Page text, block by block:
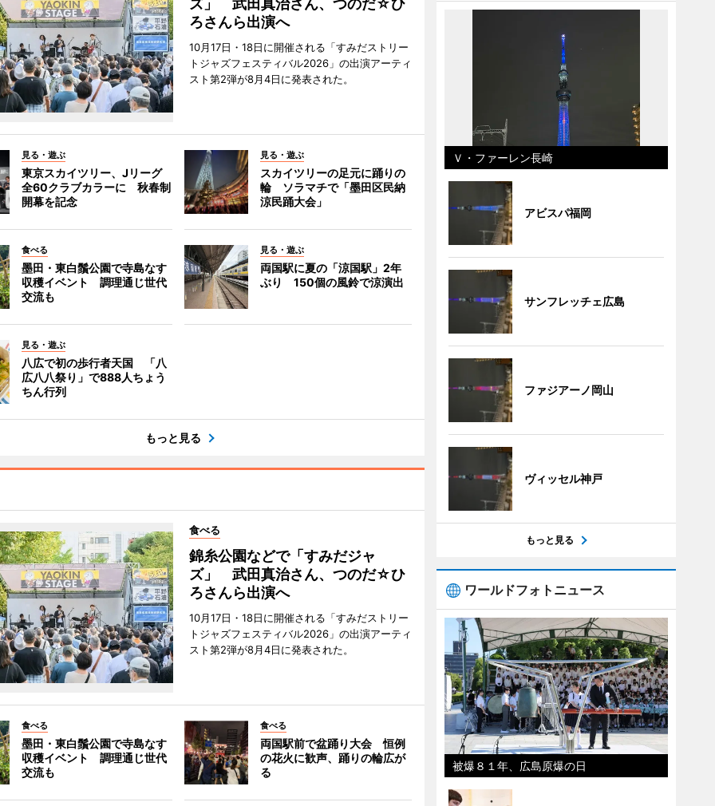
ズ」 武田真治さん、つのだ☆ひ
ろさんら出演へ
10月17日・18日に開催される「すみだストリー
トジャズフェスティバル2026」の出演アーティ
スト第2弾が8月4日に発表された。
見る・遊ぶ
東京スカイツリー、Jリーグ
全60クラブカラーに 秋春制
開幕を記念
見る・遊ぶ
スカイツリーの足元に踊りの
輪 ソラマチで「墨田区民納
涼民踊大会」
食べる
墨田・東白鬚公園で寺島なす
収穫イベント 調理通じ世代
交流も
見る・遊ぶ
両国駅に夏の「涼国駅」2年
ぶり 150個の風鈴で涼演出
見る・遊ぶ
八広で初の歩行者天国 「八
広八八祭り」で888人ちょう
ちん行列
もっと見る
食べる
錦糸公園などで「すみだジャ
ズ」 武田真治さん、つのだ☆ひ
ろさんら出演へ
10月17日・18日に開催される「すみだストリー
トジャズフェスティバル2026」の出演アーティ
スト第2弾が8月4日に発表された。
食べる
墨田・東白鬚公園で寺島なす
収穫イベント 調理通じ世代
交流も
食べる
両国駅前で盆踊り大会 恒例
の花火に歓声、踊りの輪広が
る
Ｖ・ファーレン長崎
アビスパ福岡
サンフレッチェ広島
ファジアーノ岡山
ヴィッセル神戸
もっと見る
ワールドフォトニュース
被爆８１年、広島原爆の日